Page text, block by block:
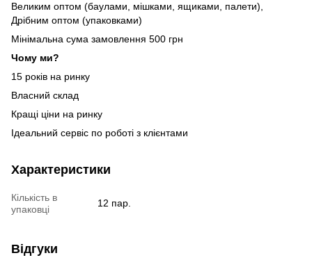
Великим оптом (баулами, мішками, ящиками, палети),
Дрібним оптом (упаковками)
Мінімальна сума замовлення 500 грн
Чому ми?
15 років на ринку
Власний склад
Кращі ціни на ринку
Ідеальний сервіс по роботі з клієнтами
Характеристики
Кількість в
упаковці
12 пар.
Відгуки